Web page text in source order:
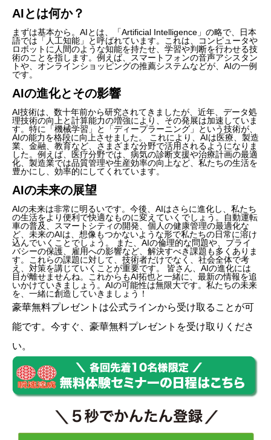
AIとは何か？
まずは基本から。AIとは、「Artificial Intelligence」の略で、日本
語では「人工知能」と呼ばれています。これは、コンピュータや
ロボットに人間のような知能を持たせ、学習や判断を行わせる技
術のことを指します。例えば、スマートフォンの音声アシスタン
トや、オンラインショッピングの推薦システムなどが、AIの一例
です。
AIの進化とその影響
AI技術は、数十年前から研究されてきましたが、近年、データ処
理技術の向上と計算能力の増強により、その発展は加速していま
す。特に「機械学習」と「ディープラーニング」という技術が、
AIの能力を格段に向上させました。 これにより、AIは医療、製造
業、金融、教育など、さまざまな分野で活用されるようになりま
した。例えば、医疗分野では、病気の診断支援や治療計画の最適
化、製造業では品質管理や生産効率の向上など、私たちの生活を
豊かにし、効率的にしてくれています。
AIの未来の展望
AIの未来は非常に明るいです。今後、AIはさらに進化し、私たち
の生活をより便利で快適なものに変えていくでしょう。自動運転
車の普及、スマートシティの開発、個人の健康管理の最適化な
ど、未来のAIは、想像もつかないような形で私たちの日常に溶け
込んでいくことでしょう。 また、AIの倫理的な問題や、プライ
バシーの保護、雇用への影響など、解決すべき課題も多くありま
す。これらの課題に対して、技術者だけでなく、社会全体で考
え、対策を講じていくことが重要です。 皆さん、AIの進化には
目が離せませんね。これからもAI拓也と一緒に、最新の情報を追
いかけていきましょう。AIの可能性は無限大です。私たちの未来
を、一緒に創造していきましょう！
豪華無料プレゼントは公式ラインから受け取ることが可
能です。今すぐ、豪華無料プレゼントを受け取りくださ
い。